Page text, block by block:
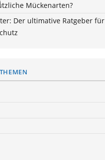
Mückenarten?
Der ultimative Ratgeber für